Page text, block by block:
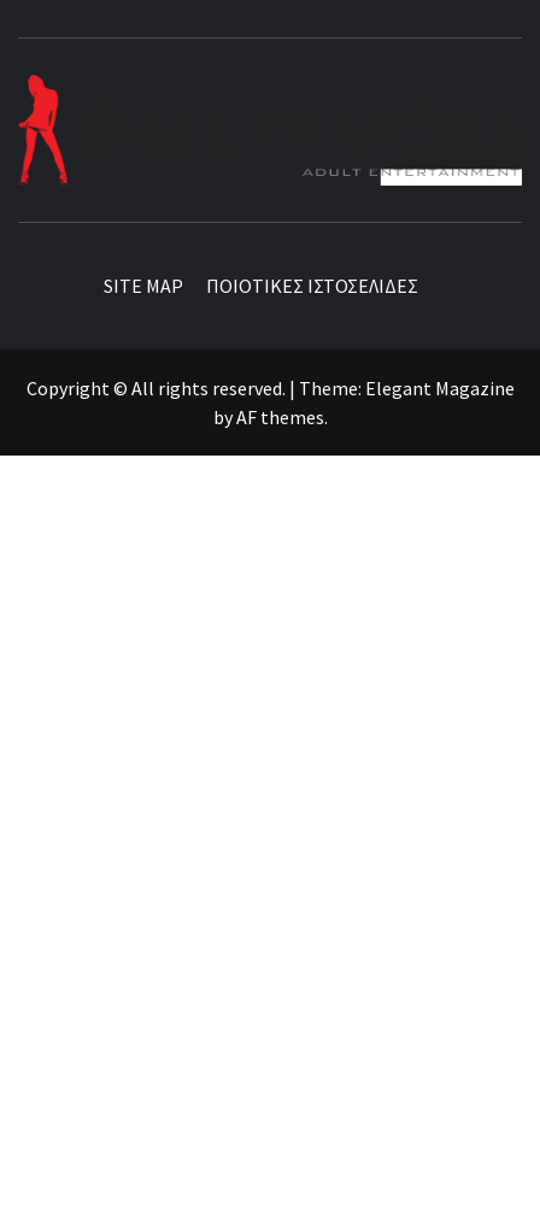
SITE MAP ΠΟΙΟΤΙΚΕΣ ΙΣΤΟΣΕΛΙΔΕΣ
Copyright © All rights reserved. | Theme: Elegant Magazine
byAF themes.